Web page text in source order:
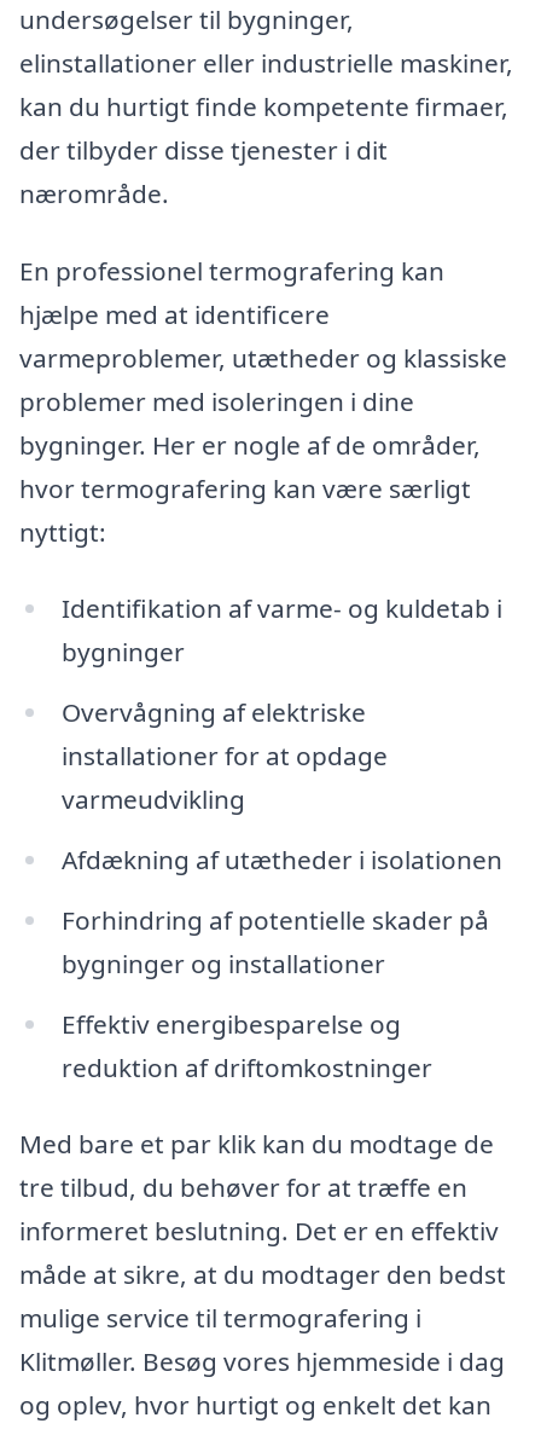
undersøgelser til bygninger,
elinstallationer eller industrielle maskiner,
kan du hurtigt finde kompetente firmaer,
der tilbyder disse tjenester i dit
nærområde.
En professionel termografering kan
hjælpe med at identificere
varmeproblemer, utætheder og klassiske
problemer med isoleringen i dine
bygninger. Her er nogle af de områder,
hvor termografering kan være særligt
nyttigt:
Identifikation af varme- og kuldetab i
bygninger
Overvågning af elektriske
installationer for at opdage
varmeudvikling
Afdækning af utætheder i isolationen
Forhindring af potentielle skader på
bygninger og installationer
Effektiv energibesparelse og
reduktion af driftomkostninger
Med bare et par klik kan du modtage de
tre tilbud, du behøver for at træffe en
informeret beslutning. Det er en effektiv
måde at sikre, at du modtager den bedst
mulige service til termografering i
Klitmøller. Besøg vores hjemmeside i dag
og oplev, hvor hurtigt og enkelt det kan